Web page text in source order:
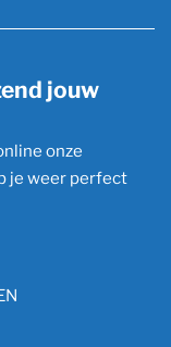
jouw
onze
je weer perfect